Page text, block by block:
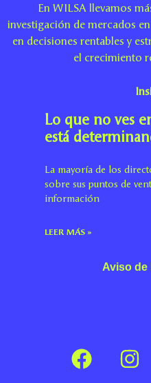
En WILSA llevamos
investigación de mercados
en decisiones rentables y
el crecimiento
Lo que no ves
está
La mayoría de los
sobre sus puntos de
información
LEER MÁS »
Aviso de